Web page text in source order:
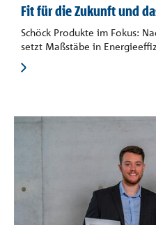
Fit für die Zukunft und
Schöck Produkte im Fokus:
setzt Maßstäbe in